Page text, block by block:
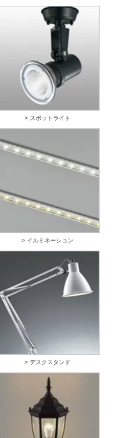
> スポットライト
> イルミネーション
> デスクスタンド